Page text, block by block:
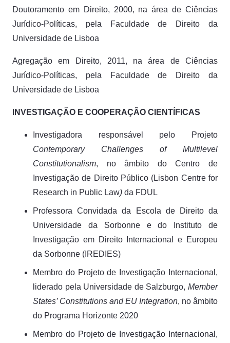
Doutoramento em Direito, 2000, na área de Ciências
Jurídico-Políticas, pela Faculdade de Direito da
Universidade de Lisboa
Agregação em Direito, 2011, na área de Ciências
Jurídico-Políticas, pela Faculdade de Direito da
Universidade de Lisboa
INVESTIGAÇÃO E COOPERAÇÃO CIENTÍFICAS
Investigadora responsável pelo Projeto
Contemporary Challenges of Multilevel
Constitutionalism, no âmbito do Centro de
Investigação de Direito Público (Lisbon Centre for
Research in Public Law) da FDUL
Professora Convidada da Escola de Direito da
Universidade da Sorbonne e do Instituto de
Investigação em Direito Internacional e Europeu
da Sorbonne (IREDIES)
Membro do Projeto de Investigação Internacional,
liderado pela Universidade de Salzburgo, Member
States’ Constitutions and EU Integration, no âmbito
do Programa Horizonte 2020
Membro do Projeto de Investigação Internacional,